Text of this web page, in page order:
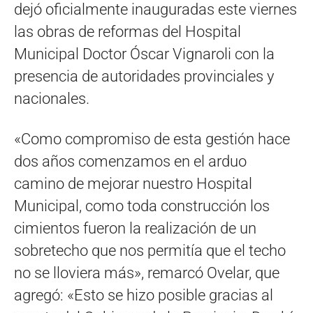
dejó oficialmente inauguradas este viernes
las obras de reformas del Hospital
Municipal Doctor Óscar Vignaroli con la
presencia de autoridades provinciales y
nacionales.
«Como compromiso de esta gestión hace
dos años comenzamos en el arduo
camino de mejorar nuestro Hospital
Municipal, como toda construcción los
cimientos fueron la realización de un
sobretecho que nos permitía que el techo
no se lloviera más», remarcó Ovelar, que
agregó: «Esto se hizo posible gracias al